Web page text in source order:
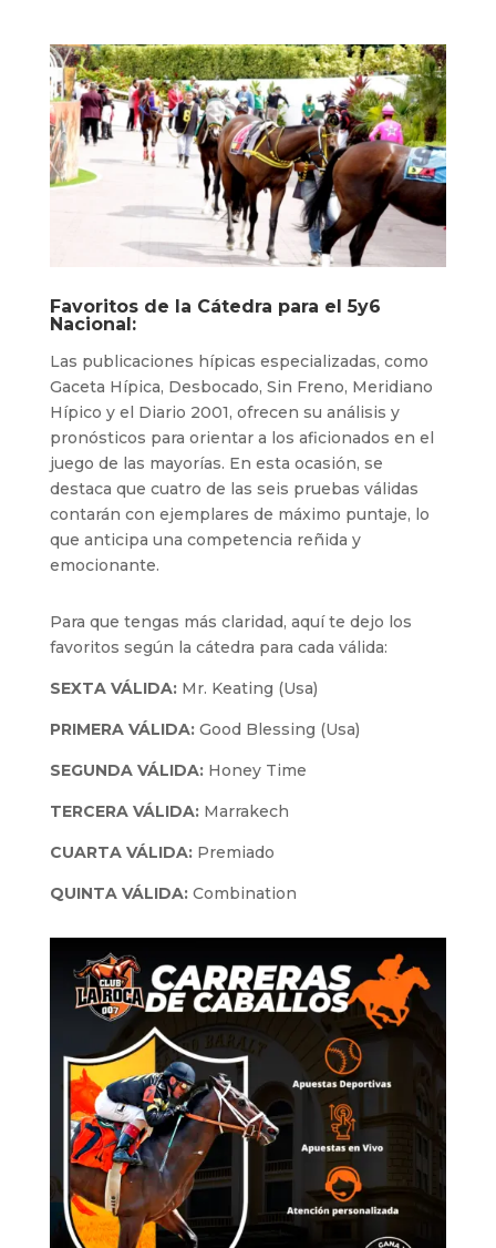
Favoritos de la Cátedra para el 5y6
Nacional:
Las publicaciones hípicas especializadas, como
Gaceta Hípica, Desbocado, Sin Freno, Meridiano
Hípico y el Diario 2001, ofrecen su análisis y
pronósticos para orientar a los aficionados en el
juego de las mayorías. En esta ocasión, se
destaca que cuatro de las seis pruebas válidas
contarán con ejemplares de máximo puntaje, lo
que anticipa una competencia reñida y
emocionante.
Para que tengas más claridad, aquí te dejo los
favoritos según la cátedra para cada válida:
SEXTA VÁLIDA:Mr. Keating (Usa)
PRIMERA VÁLIDA:Good Blessing (Usa)
SEGUNDA VÁLIDA:Honey Time
TERCERA VÁLIDA:Marrakech
CUARTA VÁLIDA:Premiado
QUINTA VÁLIDA:Combination